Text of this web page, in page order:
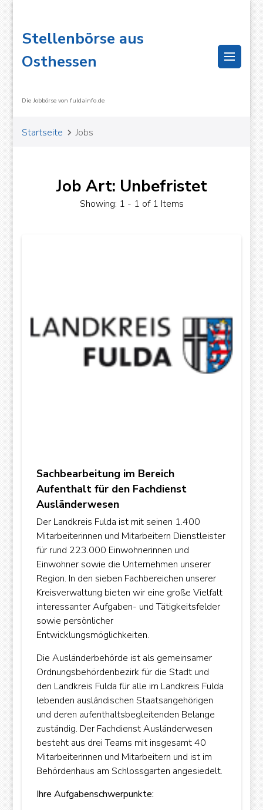
Stellenbörse aus
Osthessen
Die Jobbörse von fuldainfo.de
Startseite Jobs
Job Art: Unbefristet
Showing: 1 - 1 of 1 Items
Sachbearbeitung im Bereich
Aufenthalt für den Fachdienst
Ausländerwesen
Der Landkreis Fulda ist mit seinen 1.400
Mitarbeiterinnen und Mitarbeitern Dienstleister
für rund 223.000 Einwohnerinnen und
Einwohner sowie die Unternehmen unserer
Region. In den sieben Fachbereichen unserer
Kreisverwaltung bieten wir eine große Vielfalt
interessanter Aufgaben- und Tätigkeitsfelder
sowie persönlicher
Entwicklungsmöglichkeiten.
Die Ausländerbehörde ist als gemeinsamer
Ordnungsbehördenbezirk für die Stadt und
den Landkreis Fulda für alle im Landkreis Fulda
lebenden ausländischen Staatsangehörigen
und deren aufenthaltsbegleitenden Belange
zuständig. Der Fachdienst Ausländerwesen
besteht aus drei Teams mit insgesamt 40
Mitarbeiterinnen und Mitarbeitern und ist im
Behördenhaus am Schlossgarten angesiedelt.
Ihre Aufgabenschwerpunkte: